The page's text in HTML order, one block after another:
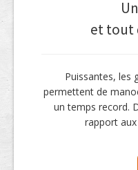
et tout
Puissantes, les
permettent de
un temps record.
rapport